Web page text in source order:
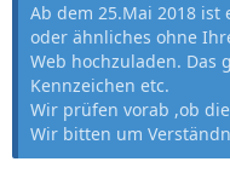
Ab dem 25.Mai 2018
oder ähnliches ohne
Web hochzuladen. Das
Kennzeichen etc.
Wir prüfen vorab ,ob
Wir bitten um